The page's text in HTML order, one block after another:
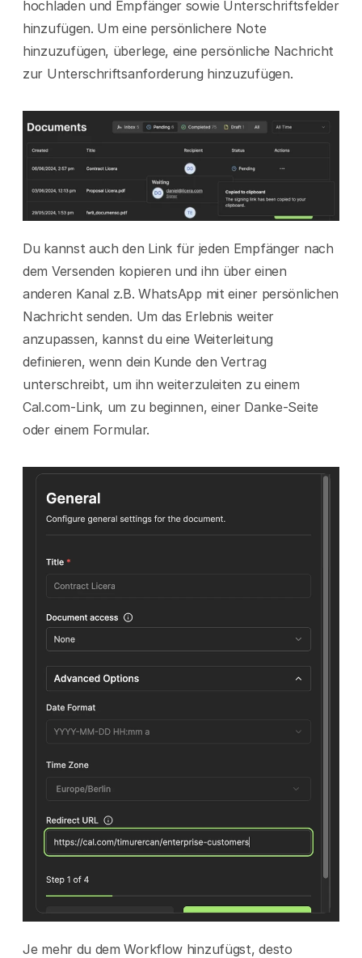
hochladen und Empfänger sowie Unterschriftsfelder
hinzufügen. Um eine persönlichere Note
hinzuzufügen, überlege, eine persönliche Nachricht
zur Unterschriftsanforderung hinzuzufügen.
Du kannst auch den Link für jeden Empfänger nach
dem Versenden kopieren und ihn über einen
anderen Kanal z.B. WhatsApp mit einer persönlichen
Nachricht senden. Um das Erlebnis weiter
anzupassen, kannst du eine Weiterleitung
definieren, wenn dein Kunde den Vertrag
unterschreibt, um ihn weiterzuleiten zu einem
Cal.com-Link, um zu beginnen, einer Danke-Seite
oder einem Formular.
Je mehr du dem Workflow hinzufügst, desto